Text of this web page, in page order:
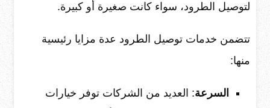
لتوصيل الطرود، سواء كانت صغيرة أو كبيرة.
تتضمن خدمات توصيل الطرود عدة مزايا رئيسية
منها:
السرعة: العديد من الشركات توفر خيارات